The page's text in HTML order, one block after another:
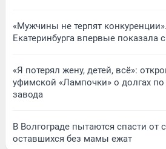
«Мужчины не терпят
Екатеринбурга впервые показала
«Я потерял жену, детей, всё»:
уфимской «Лампочки» о долгах по
завода
В Волгограде пытаются спасти от
оставшихся без мамы ежат